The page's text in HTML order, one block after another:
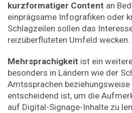
kurzformatiger Content an
einprägsame Infografiken oder
Schlagzeilen sollen das
reizüberfluteten Umfeld wecken.
Mehrsprachigkeit ist ein
besonders in Ländern wie der
Amtssprachen beziehungsweise
entscheidend ist, um die
auf Digital-Signage-Inhalte zu